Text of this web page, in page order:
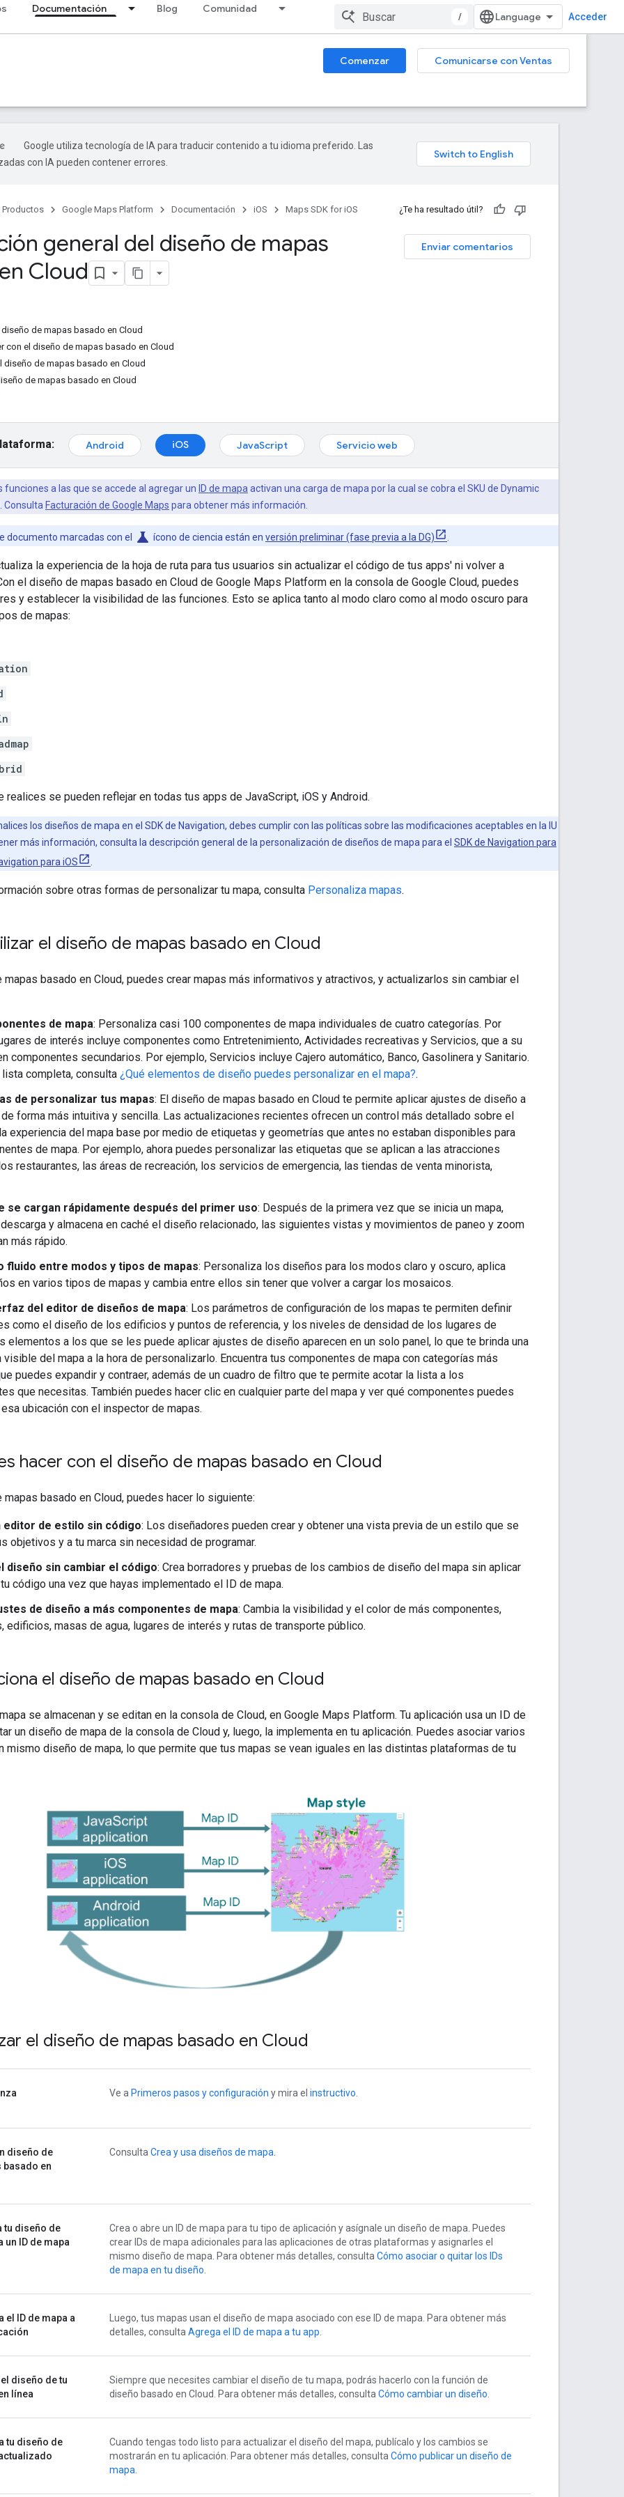
Documentación Blog Comunidad
/ Acceder
Comenzar
Comunicarse con Ventas
Google utiliza tecnología de IA para traducir contenido a tu idioma preferido. Las
con IA pueden contener errores.
Productos Google Maps Platform Documentación iOS Maps SDK for iOS ¿Te ha resultado útil?
Enviar comentarios
general del diseño de mapas
Cloud
diseño de mapas basado en Cloud
con el diseño de mapas basado en Cloud
diseño de mapas basado en Cloud
de mapas basado en Cloud
Android iOS JavaScript Servicio web
funciones a las que se accede al agregar un ID de mapa activan una carga de mapa por la cual se cobra el SKU de Dynamic
Consulta Facturación de Google Maps para obtener más información.
documento marcadas con el science ícono de ciencia están en versión preliminar (fase previa a la DG)
la experiencia de la hoja de ruta para tus usuarios sin actualizar el código de tus apps' ni volver a
Con el diseño de mapas basado en Cloud de Google Maps Platform en la consola de Google Cloud, puedes
y establecer la visibilidad de las funciones. Esto se aplica tanto al modo claro como al modo oscuro para
de mapas:
realices se pueden reflejar en todas tus apps de JavaScript, iOS y Android.
los diseños de mapa en el SDK de Navigation, debes cumplir con las políticas sobre las modificaciones aceptables en la IU
más información, consulta la descripción general de la personalización de diseños de mapa para el SDK de Navigation para
para iOS
sobre otras formas de personalizar tu mapa, consulta Personaliza mapas.
el diseño de mapas basado en Cloud
mapas basado en Cloud, puedes crear mapas más informativos y atractivos, y actualizarlos sin cambiar el
de mapa: Personaliza casi 100 componentes de mapa individuales de cuatro categorías. Por
de interés incluye componentes como Entretenimiento, Actividades recreativas y Servicios, que a su
componentes secundarios. Por ejemplo, Servicios incluye Cajero automático, Banco, Gasolinera y Sanitario.
lista completa, consulta ¿Qué elementos de diseño puedes personalizar en el mapa?.
de personalizar tus mapas: El diseño de mapas basado en Cloud te permite aplicar ajustes de diseño a
de forma más intuitiva y sencilla. Las actualizaciones recientes ofrecen un control más detallado sobre el
la experiencia del mapa base por medio de etiquetas y geometrías que antes no estaban disponibles para
de mapa. Por ejemplo, ahora puedes personalizar las etiquetas que se aplican a las atracciones
los restaurantes, las áreas de recreación, los servicios de emergencia, las tiendas de venta minorista,
se cargan rápidamente después del primer uso: Después de la primera vez que se inicia un mapa,
descarga y almacena en caché el diseño relacionado, las siguientes vistas y movimientos de paneo y zoom
más rápido.
fluido entre modos y tipos de mapas: Personaliza los diseños para los modos claro y oscuro, aplica
en varios tipos de mapas y cambia entre ellos sin tener que volver a cargar los mosaicos.
del editor de diseños de mapa: Los parámetros de configuración de los mapas te permiten definir
como el diseño de los edificios y puntos de referencia, y los niveles de densidad de los lugares de
elementos a los que se les puede aplicar ajustes de diseño aparecen en un solo panel, lo que te brinda una
visible del mapa a la hora de personalizarlo. Encuentra tus componentes de mapa con categorías más
puedes expandir y contraer, además de un cuadro de filtro que te permite acotar la lista a los
que necesitas. También puedes hacer clic en cualquier parte del mapa y ver qué componentes puedes
esa ubicación con el inspector de mapas.
hacer con el diseño de mapas basado en Cloud
mapas basado en Cloud, puedes hacer lo siguiente:
editor de estilo sin código: Los diseñadores pueden crear y obtener una vista previa de un estilo que se
objetivos y a tu marca sin necesidad de programar.
diseño sin cambiar el código: Crea borradores y pruebas de los cambios de diseño del mapa sin aplicar
tu código una vez que hayas implementado el ID de mapa.
de diseño a más componentes de mapa: Cambia la visibilidad y el color de más componentes,
edificios, masas de agua, lugares de interés y rutas de transporte público.
el diseño de mapas basado en Cloud
se almacenan y se editan en la consola de Cloud, en Google Maps Platform. Tu aplicación usa un ID de
un diseño de mapa de la consola de Cloud y, luego, la implementa en tu aplicación. Puedes asociar varios
mismo diseño de mapa, lo que permite que tus mapas se vean iguales en las distintas plataformas de tu
el diseño de mapas basado en Cloud
Ve a Primeros pasos y configuración y mira el instructivo.
diseño de
basado en
ConsultaCrea y usa diseños de mapa.
tu diseño de
un ID de mapa
Crea o abre un ID de mapa para tu tipo de aplicación y asígnale un diseño de mapa. Puedes
crear IDs de mapa adicionales para las aplicaciones de otras plataformas y asignarles el
mismo diseño de mapa. Para obtener más detalles, consultaCómo asociar o quitar los IDs
de mapa en tu diseño.
el ID de mapa a
Luego, tus mapas usan el diseño de mapa asociado con ese ID de mapa. Para obtener más
detalles, consultaAgrega el ID de mapa a tu app.
diseño de tu
línea
Siempre que necesites cambiar el diseño de tu mapa, podrás hacerlo con la función de
diseño basado en Cloud. Para obtener más detalles, consultaCómo cambiar un diseño.
tu diseño de
Cuando tengas todo listo para actualizar el diseño del mapa, publícalo y los cambios se
mostrarán en tu aplicación. Para obtener más detalles, consultaCómo publicar un diseño de
mapa.